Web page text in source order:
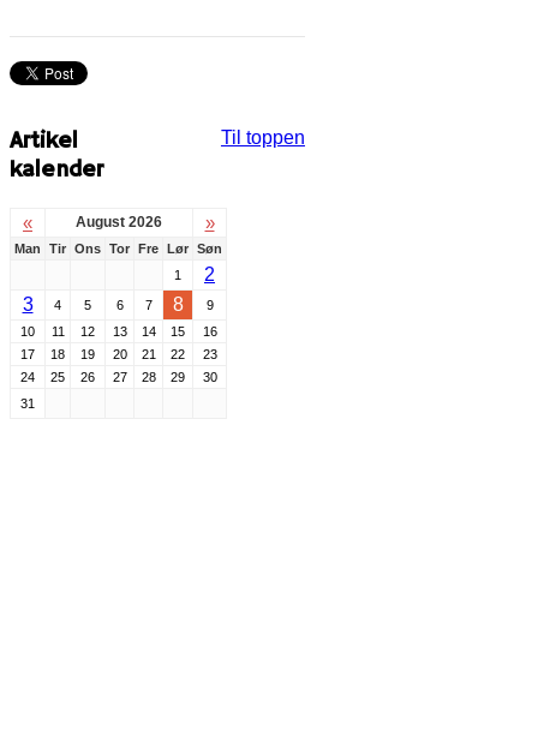
Til toppen
Artikel
kalender
« August 2026 »
Man Tir Ons Tor Fre Lør Søn
1
2
3
4 5 6 7 8
9
10
11 12 13 14 15
16
17
18 19 20 21 22
23
24
25 26 27 28 29
30
31